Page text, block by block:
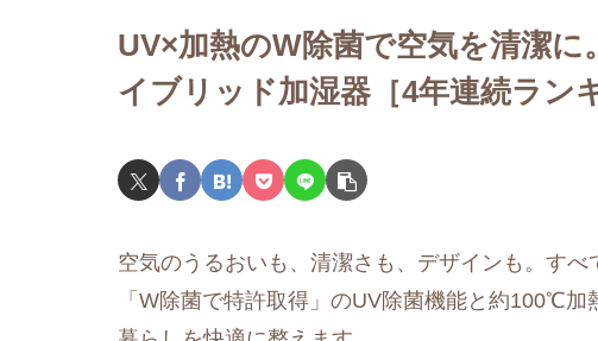
UV×加熱のW除菌で空気を清潔
イブリッド加湿器［4年連続ラン
空気のうるおいも、清潔さも、デザインも。すべ
「W除菌で特許取得」のUV除菌機能と約100℃